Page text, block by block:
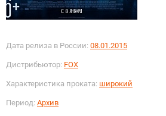
Дата релиза в России: 08.01.2015
Дистрибьютор: FOX
Характеристика проката: широкий
Период: Архив